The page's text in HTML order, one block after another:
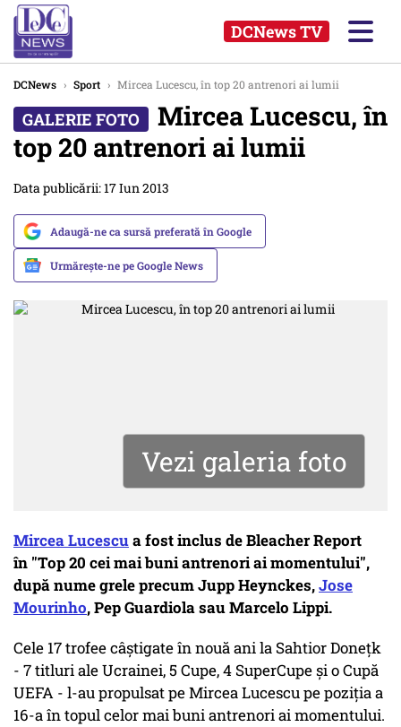
DCNews TV
DCNews › Sport › Mircea Lucescu, în top 20 antrenori ai lumii
Mircea Lucescu, în
top 20 antrenori ai lumii
Data publicării: 17 Iun 2013
Adaugă-ne ca sursă preferată în Google
Urmărește-ne pe Google News
Vezi galeria foto
Mircea Lucescua fost inclus de Bleacher Report
în "Top 20 cei mai buni antrenori ai momentului",
după nume grele precum Jupp Heynckes,Jose
Mourinho, Pep Guardiola sau Marcelo Lippi.
Cele 17 trofee câștigate în nouă ani la Sahtior Donețk
- 7 titluri ale Ucrainei, 5 Cupe, 4 SuperCupe și o Cupă
UEFA - l-au propulsat pe Mircea Lucescu pe poziția a
16-a în topul celor mai buni antrenori ai momentului.